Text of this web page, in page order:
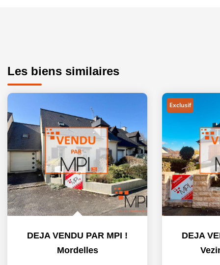
Les biens similaires
DEJA VENDU PAR MPI !
Mordelles
Exclusif
DEJA